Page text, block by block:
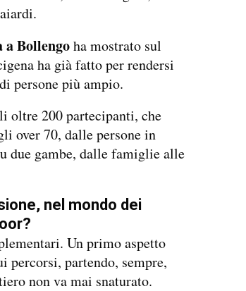
Bollengoha mostrato sul
ha già fatto per rendersi
persone più ampio.
oltre 200 partecipanti, che
over 70, dalle persone in
due gambe, dalle famiglie alle
nel mondo dei
Un primo aspetto
percorsi, partendo, sempre,
non va mai snaturato.